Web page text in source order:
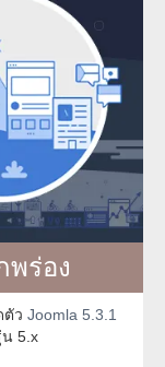
พร่อง
ตัว Joomla 5.3.1
5.x